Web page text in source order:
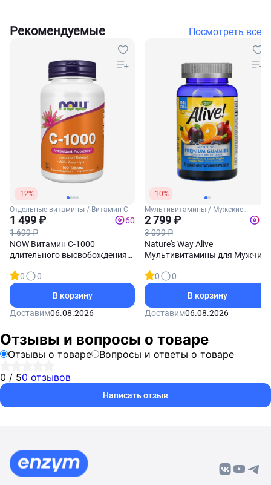
Рекомендуемые Посмотреть все
-12%
Отдельные витамины / Витамин С
1 499 ₽
1 699 ₽
60
NOW Витамин С-1000
длительного высвобождения
0
0
В корзину
Доставим06.08.2026
-10%
Мультивитамины / Мужские
витамины
2 799 ₽
3 099 ₽
28
Nature's Way Alive
Мультивитамины для Мужчин
0
0
В корзину
Доставим06.08.2026
Отзывы и вопросы о товаре
Отзывы о товаре
Вопросы и ответы о товаре
0 / 50 отзывов
Написать отзыв